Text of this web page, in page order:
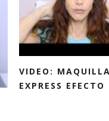
VIDEO:
EXPRESS